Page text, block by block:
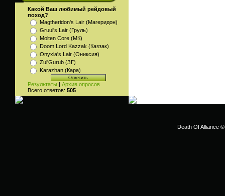
Какой Ваш любимый рейдовый
поход?
Magtheridon's Lair (Магеридон)
Gruul's Lair (Груль)
Molten Core (МК)
Doom Lord Kazzak (Каззак)
Onyxia's Lair (Ониксия)
Zul'Gurub (ЗГ)
Karazhan (Кара)
Результаты | Архив опросов
Всего ответов: 505
Death Of Alliance